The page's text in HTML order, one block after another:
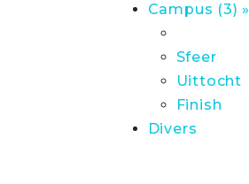
Campus (3) »
Sfeer
Uittocht
Finish
Divers